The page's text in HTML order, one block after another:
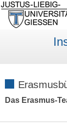
Das Erasmus-